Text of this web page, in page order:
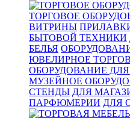
ТОРГОВОЕ
ВИТРИНЫ
БЫТОВОЙ ТЕХНИКИ
БЕЛЬЯ
ЮВЕЛИРНОЕ
ОБОРУДОВАНИЕ
МУЗЕЙНОЕ
СТЕНДЫ ДЛЯ
ПАРФЮМЕРИИ ДЛЯ